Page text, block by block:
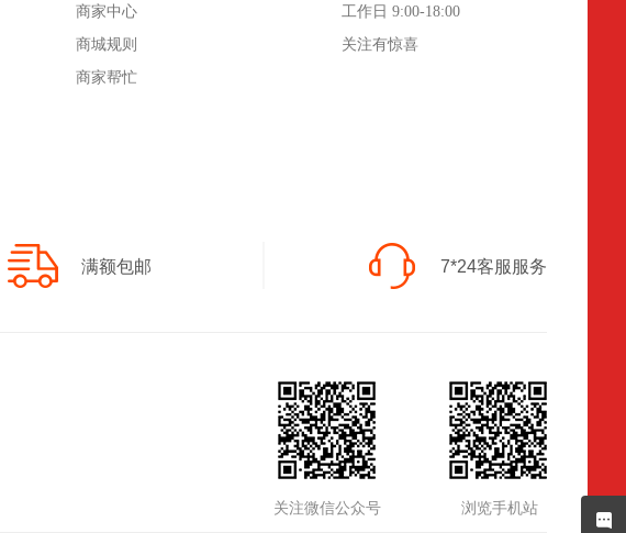
商家中心
商城规则
商家帮忙
工作日 9:00-18:00
关注有惊喜
满额包邮 7*24客服服务
浏览手机站
关注微信公众号